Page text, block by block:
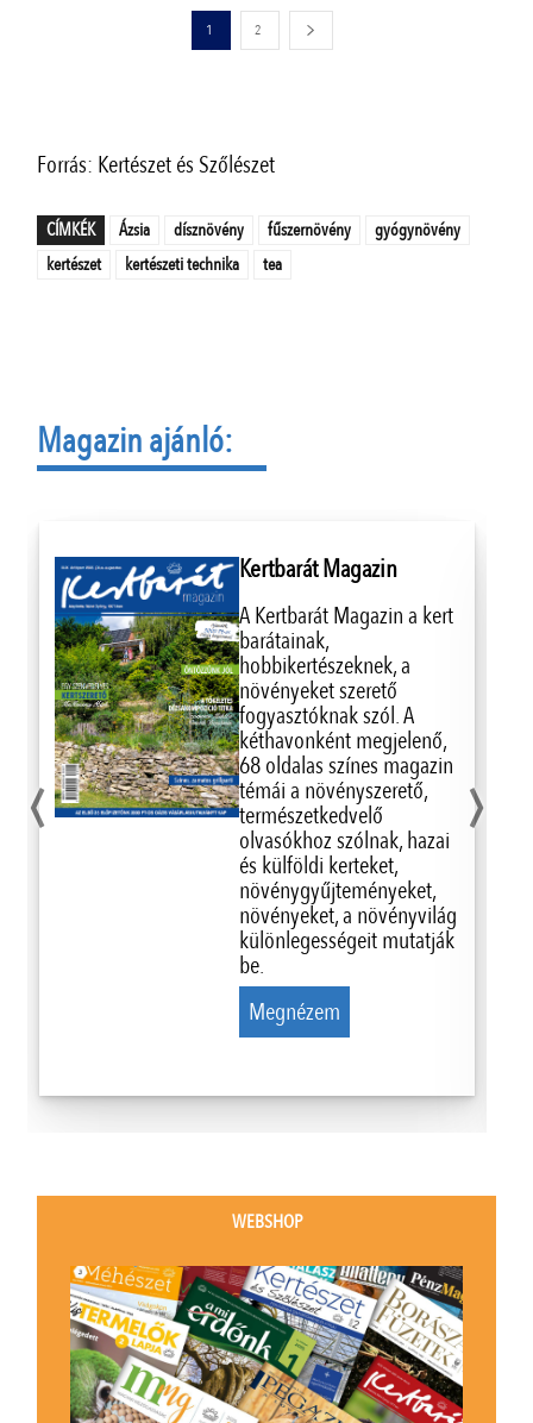
1 2
Forrás: Kertészet és Szőlészet
CÍMKÉK Ázsia dísznövény fűszernövény
gyógynövény
kertészet
kertészeti technika tea
Magazin ajánló:
Kertbarát Magazin
A Kertbarát Magazin a kert
barátainak,
hobbikertészeknek, a
növényeket szerető
fogyasztóknak szól. A
kéthavonként megjelenő,
68 oldalas színes magazin
témái a növényszerető,
természetkedvelő
olvasókhoz szólnak, hazai
és külföldi kerteket,
növénygyűjteményeket,
növényeket, a növényvilág
különlegességeit mutatják
be.
Megnézem
‹ ›
WEBSHOP